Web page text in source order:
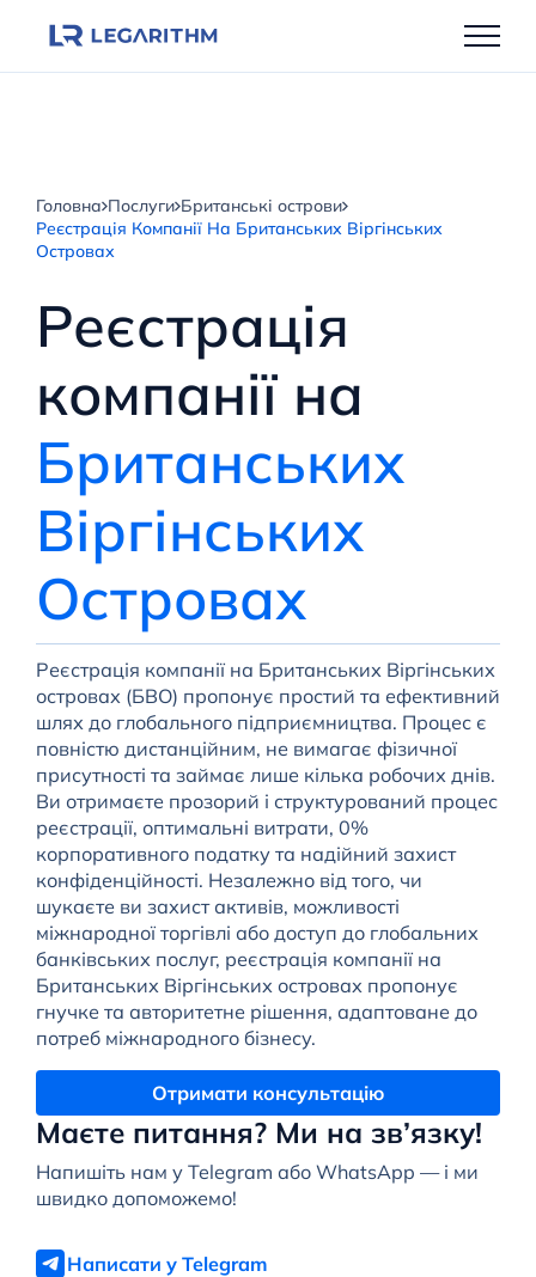
Головна Послуги Британські острови
Реєстрація Компанії На Британських Віргінських
Островах
Реєстрація
компанії на
Британських
Віргінських
Островах
Маєте питання? Ми на зв’язку!
Напишіть нам у Telegram або WhatsApp — і ми
швидко допоможемо!
Написати у Telegram
Реєстрація компанії на Британських Віргінських
островах (БВО) пропонує простий та ефективний
шлях до глобального підприємництва. Процес є
повністю дистанційним, не вимагає фізичної
присутності та займає лише кілька робочих днів.
Ви отримаєте прозорий і структурований процес
реєстрації, оптимальні витрати, 0%
корпоративного податку та надійний захист
конфіденційності. Незалежно від того, чи
шукаєте ви захист активів, можливості
міжнародної торгівлі або доступ до глобальних
банківських послуг, реєстрація компанії на
Британських Віргінських островах пропонує
гнучке та авторитетне рішення, адаптоване до
потреб міжнародного бізнесу.
Отримати консультацію